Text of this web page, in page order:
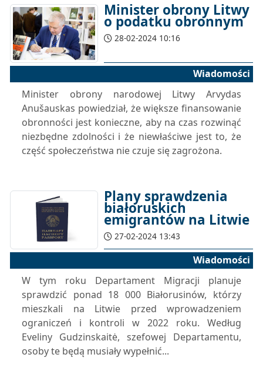
Minister obrony Litwy
o podatku obronnym
28-02-2024 10:16
Wiadomości
Minister obrony narodowej Litwy Arvydas
Anušauskas powiedział, że większe finansowanie
obronności jest konieczne, aby na czas rozwinąć
niezbędne zdolności i że niewłaściwe jest to, że
część społeczeństwa nie czuje się zagrożona.
Plany sprawdzenia
białoruskich
emigrantów na Litwie
27-02-2024 13:43
Wiadomości
W tym roku Departament Migracji planuje
sprawdzić ponad 18 000 Białorusinów, którzy
mieszkali na Litwie przed wprowadzeniem
ograniczeń i kontroli w 2022 roku. Według
Eveliny Gudzinskaitė, szefowej Departamentu,
osoby te będą musiały wypełnić...